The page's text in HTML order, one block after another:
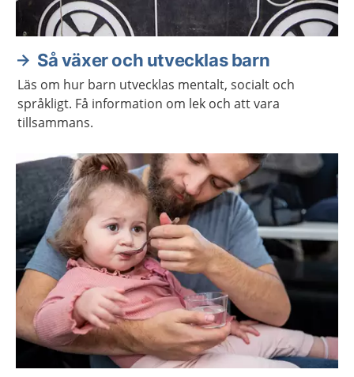
Så växer och utvecklas barn
Läs om hur barn utvecklas mentalt, socialt och
språkligt. Få information om lek och att vara
tillsammans.